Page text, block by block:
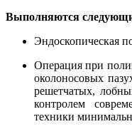
Выполняются
Эндоскопическая
Операция при
околоносовых
решетчатых,
контролем
техники